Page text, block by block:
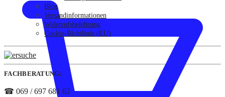
Blog
Versandinformationen
Widerrufsbelehrung
Cookie-Richtlinie (EU)
FACHBERATUNG:
☎ 069 / 697 681 62